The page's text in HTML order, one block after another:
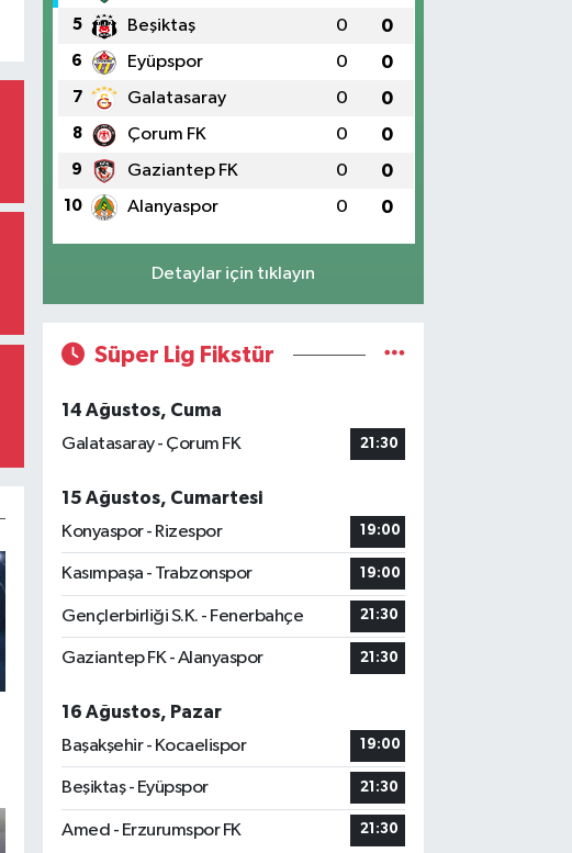
5 Beşiktaş 0 0
6 Eyüpspor 0 0
7 Galatasaray 0 0
8 Çorum FK 0 0
9 Gaziantep FK 0 0
10 Alanyaspor 0 0
Detaylar için tıklayın
Süper Lig Fikstür
14 Ağustos, Cuma
Galatasaray - Çorum FK
21:30
15 Ağustos, Cumartesi
Konyaspor - Rizespor
19:00
Kasımpaşa - Trabzonspor 19:00
Gençlerbirliği S.K. - Fenerbahçe 21:30
Gaziantep FK - Alanyaspor 21:30
16 Ağustos, Pazar
Başakşehir - Kocaelispor
19:00
Beşiktaş - Eyüpspor 21:30
Amed - Erzurumspor FK 21:30